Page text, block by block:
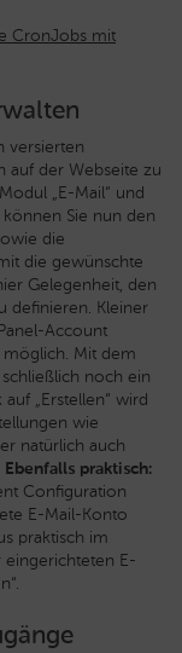
CronJobs mit
versierten
auf der Webseite zu
„E-Mail“ und
können Sie nun den
die
die gewünschte
Gelegenheit, den
definieren. Kleiner
Account
möglich. Mit dem
noch ein
„Erstellen“ wird
wie
natürlich auch
Ebenfalls praktisch:
Configuration
E-Mail-Konto
praktisch im
eingerichteten E-